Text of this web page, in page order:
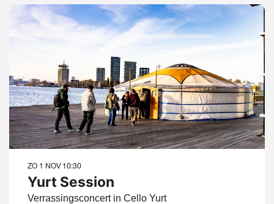
Yurt Session
Verrassingsconcert in Cello Yurt
ZO 1 NOV 10:30